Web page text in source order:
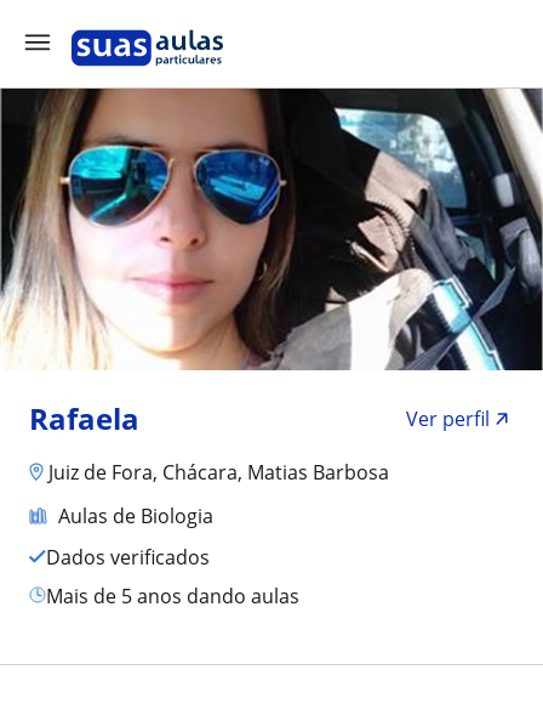
Rafaela
Ver perfil
Juiz de Fora, Chácara, Matias Barbosa
Aulas de Biologia
Dados verificados
mais de 5 anos dando aulas